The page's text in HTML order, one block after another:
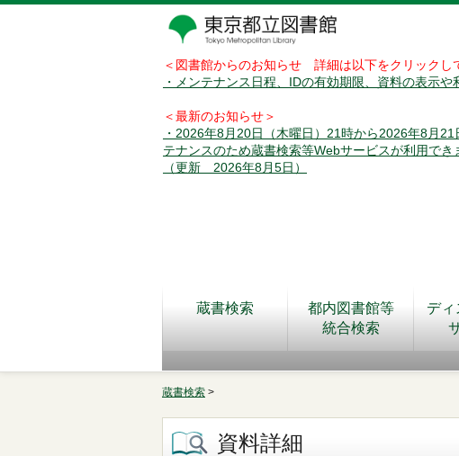
＜図書館からのお知らせ 詳細は以下をクリックし
・メンテナンス日程、IDの有効期限、資料の表示や
＜最新のお知らせ＞
・2026年8月20日（木曜日）21時から2026年8月
テナンスのため蔵書検索等Webサービスが利用でき
（更新 2026年8月5日）
蔵書検索
都内図書館等
統合検索
ディ
蔵書検索 >
資料詳細